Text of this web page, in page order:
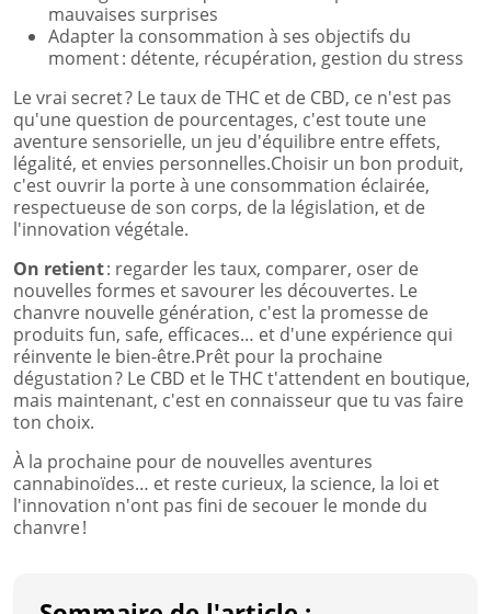
mauvaises surprises
Adapter la consommation à ses objectifs du
moment : détente, récupération, gestion du stress
Le vrai secret ? Le taux de THC et de CBD, ce n'est pas
qu'une question de pourcentages, c'est toute une
aventure sensorielle, un jeu d'équilibre entre effets,
légalité, et envies personnelles.Choisir un bon produit,
c'est ouvrir la porte à une consommation éclairée,
respectueuse de son corps, de la législation, et de
l'innovation végétale.
On retient: regarder les taux, comparer, oser de
nouvelles formes et savourer les découvertes. Le
chanvre nouvelle génération, c'est la promesse de
produits fun, safe, efficaces… et d'une expérience qui
réinvente le bien-être.Prêt pour la prochaine
dégustation ? Le CBD et le THC t'attendent en boutique,
mais maintenant, c'est en connaisseur que tu vas faire
ton choix.
À la prochaine pour de nouvelles aventures
cannabinoïdes… et reste curieux, la science, la loi et
l'innovation n'ont pas fini de secouer le monde du
chanvre !